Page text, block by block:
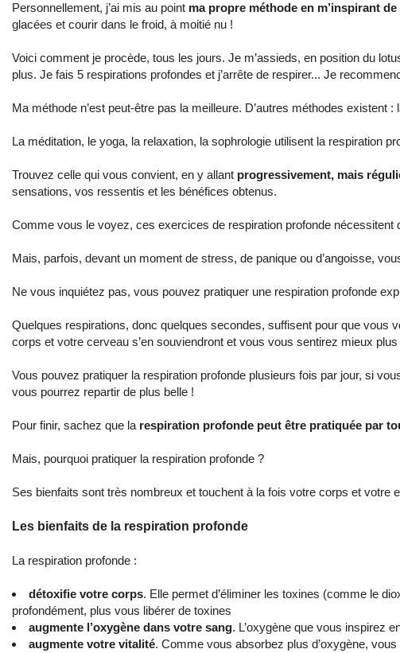
Personnellement, j’ai mis au point ma propre méthode en m’inspirant
glacées et courir dans le froid, à moitié nu !
Voici comment je procède, tous les jours. Je m’assieds, en position du
plus. Je fais 5 respirations profondes et j’arrête de respirer... Je
Ma méthode n’est peut-être pas la meilleure. D’autres méthodes existent
La méditation, le yoga, la relaxation, la sophrologie utilisent la respiration
Trouvez celle qui vous convient, en y allant progressivement, mais
sensations, vos ressentis et les bénéfices obtenus.
Comme vous le voyez, ces exercices de respiration profonde nécessitent
Mais, parfois, devant un moment de stress, de panique ou d’angoisse,
Ne vous inquiétez pas, vous pouvez pratiquer une respiration profonde
Quelques respirations, donc quelques secondes, suffisent pour que vous
corps et votre cerveau s’en souviendront et vous vous sentirez mieux
Vous pouvez pratiquer la respiration profonde plusieurs fois par jour, si
vous pourrez repartir de plus belle !
Pour finir, sachez que la respiration profonde peut être pratiquée par
Mais, pourquoi pratiquer la respiration profonde ?
Ses bienfaits sont très nombreux et touchent à la fois votre corps et votre
Les bienfaits de la respiration profonde
La respiration profonde :
détoxifie votre corps. Elle permet d’éliminer les toxines (comme le
profondément, plus vous libérer de toxines
augmente l’oxygène dans votre sang. L’oxygène que vous inspirez
augmente votre vitalité. Comme vous absorbez plus d’oxygène,